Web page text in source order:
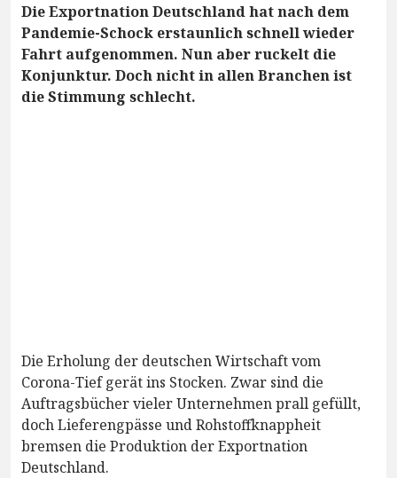
Die Exportnation Deutschland hat nach dem
Pandemie-Schock erstaunlich schnell wieder
Fahrt aufgenommen. Nun aber ruckelt die
Konjunktur. Doch nicht in allen Branchen ist
die Stimmung schlecht.
Die Erholung der deutschen Wirtschaft vom
Corona-Tief gerät ins Stocken. Zwar sind die
Auftragsbücher vieler Unternehmen prall gefüllt,
doch Lieferengpässe und Rohstoffknappheit
bremsen die Produktion der Exportnation
Deutschland.